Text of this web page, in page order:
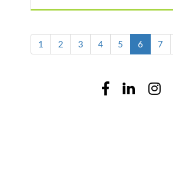
1 2 3 4 5 6 (current)
7